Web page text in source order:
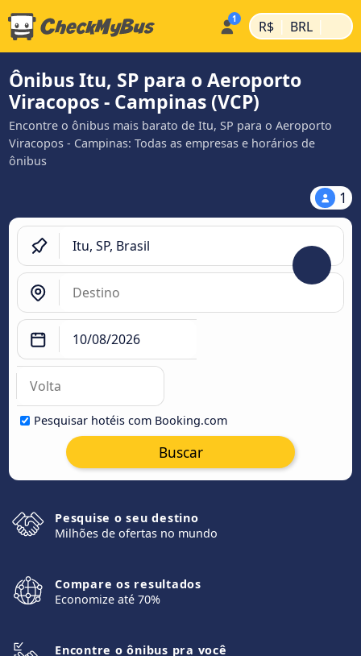
R$ | BRL |
Ônibus Itu, SP para o Aeroporto
Viracopos - Campinas (VCP)
Encontre o ônibus mais barato de Itu, SP para o Aeroporto
Viracopos - Campinas: Todas as empresas e horários de
ônibus
1
Pesquisar hotéis com Booking.com
Buscar
Pesquise o seu destino
Milhões de ofertas no mundo
Compare os resultados
Economize até 70%
Encontre o ônibus pra você